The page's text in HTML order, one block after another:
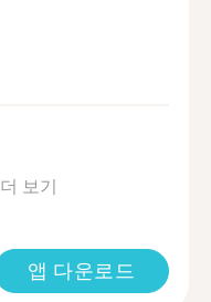
더 보기
앱 다운로드